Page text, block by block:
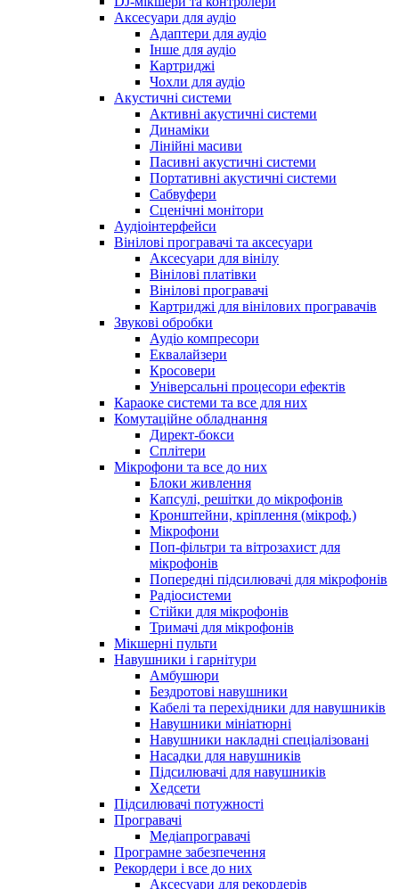
Аксесуари для аудіо
Адаптери для аудіо
Інше для аудіо
Картриджі
Чохли для аудіо
Акустичні системи
Активні акустичні системи
Динаміки
Лінійні масиви
Пасивні акустичні системи
Портативні акустичні системи
Сабвуфери
Сценічні монітори
Аудіоінтерфейси
Вінілові програвачі та аксесуари
Аксесуари для вінілу
Вінілові платівки
Вінілові програвачі
Картриджі для вінілових програвачів
Звукові обробки
Аудіо компресори
Еквалайзери
Кросовери
Універсальні процесори ефектів
Караоке системи та все для них
Комутаційне обладнання
Директ-бокси
Сплітери
Мікрофони та все до них
Блоки живлення
Капсулі, решітки до мікрофонів
Кронштейни, кріплення (мікроф.)
Мікрофони
Поп-фільтри та вітрозахист для
мікрофонів
Попередні підсилювачі для мікрофонів
Радіосистеми
Стійки для мікрофонів
Тримачі для мікрофонів
Мікшерні пульти
Навушники і гарнітури
Амбушюри
Бездротові навушники
Кабелі та перехідники для навушників
Навушники мініатюрні
Навушники накладні спеціалізовані
Насадки для навушників
Підсилювачі для навушників
Хедсети
Підсилювачі потужності
Програвачі
Медіапрогравачі
Програмне забезпечення
Рекордери і все до них
Аксесуари для рекордерів